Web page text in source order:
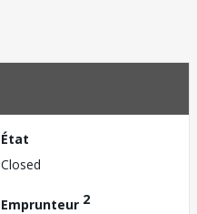
État
Closed
Emprunteur 2